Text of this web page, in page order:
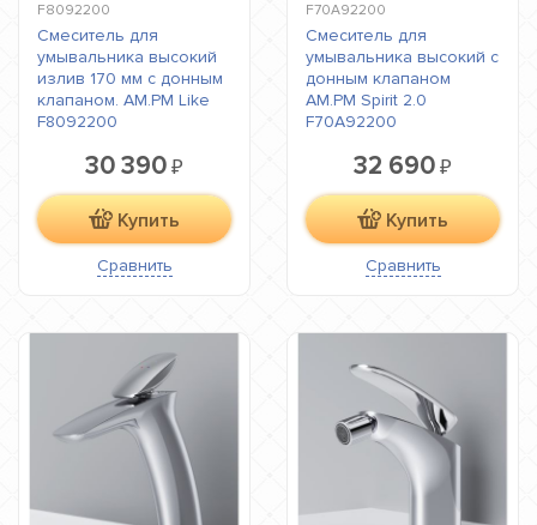
F8092200
Смеситель для
умывальника высокий
излив 170 мм с донным
клапаном. AM.PM Like
F8092200
30 390 ₽
Купить
Сравнить
F70A92200
Смеситель для
умывальника высокий с
донным клапаном
AM.PM Spirit 2.0
F70A92200
32 690 ₽
Купить
Сравнить